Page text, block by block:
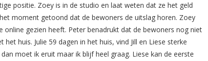
positie. Zoey is in de studio en laat weten dat ze het geld
moment getoond dat de bewoners de uitslag horen. Zoey
gezien heeft. Peter benadrukt dat de bewoners nog niet
huis. Julie 59 dagen in het huis, vind Jill en Liese sterke
moet ik eruit maar ik blijf heel graag. Liese kan de eerste